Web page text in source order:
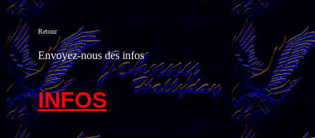
Retour
Envoyez-nous des infos
INFOS